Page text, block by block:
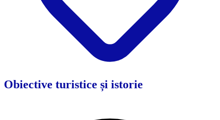
Obiective turistice și istorie